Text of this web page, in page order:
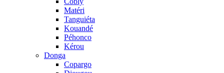
Matéri
Tanguiéta
Kouandé
Péhonco
Kérou
Donga
Copargo